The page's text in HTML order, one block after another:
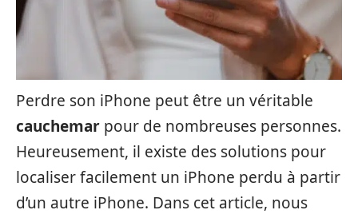
Perdre son iPhone peut être un véritable
cauchemar pour de nombreuses personnes.
Heureusement, il existe des solutions pour
localiser facilement un iPhone perdu à partir
d’un autre iPhone. Dans cet article, nous